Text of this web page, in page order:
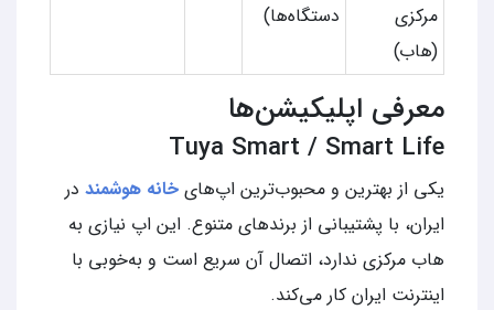
مرکزی
(هاب)
دستگاه‌ها)
معرفی اپلیکیشن‌ها
Tuya Smart / Smart Life
یکی از بهترین و محبوب‌ترین اپ‌های خانه هوشمند در
ایران، با پشتیبانی از برندهای متنوع. این اپ نیازی به
هاب مرکزی ندارد، اتصال آن سریع است و به‌خوبی با
اینترنت ایران کار می‌کند.